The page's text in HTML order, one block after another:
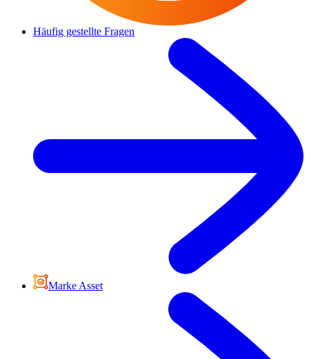
Häufig gestellte Fragen
Marke Asset